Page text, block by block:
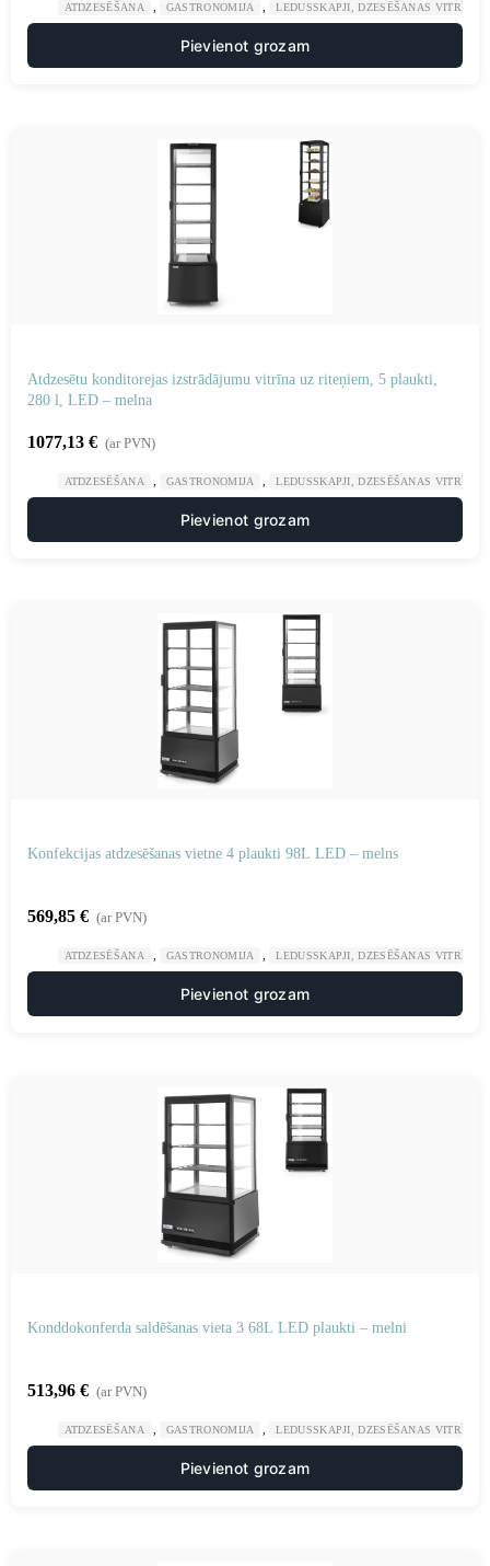
ATDZESĒŠANA GASTRONOMIJA LEDUSSKAPJI, DZESĒŠANAS VITRĪNAS
Pievienot grozam
Atdzesētu konditorejas izstrādājumu vitrīna uz riteņiem, 5 plaukti,
280 l, LED – melna
1077,13 € (ar PVN)
ATDZESĒŠANA GASTRONOMIJA LEDUSSKAPJI, DZESĒŠANAS VITRĪNAS
Pievienot grozam
Konfekcijas atdzesēšanas vietne 4 plaukti 98L LED – melns
569,85 € (ar PVN)
ATDZESĒŠANA GASTRONOMIJA LEDUSSKAPJI, DZESĒŠANAS VITRĪNAS
Pievienot grozam
Konddokonferda saldēšanas vieta 3 68L LED plaukti – melni
513,96 € (ar PVN)
ATDZESĒŠANA GASTRONOMIJA LEDUSSKAPJI, DZESĒŠANAS VITRĪNAS
Pievienot grozam